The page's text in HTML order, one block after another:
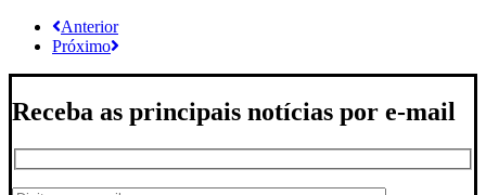
Anterior
Próximo
Receba as principais notícias por e-mail